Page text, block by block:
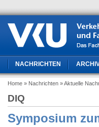
NACHRICHTEN
Home » Nachrichten » Aktuelle
DIQ
Symposium